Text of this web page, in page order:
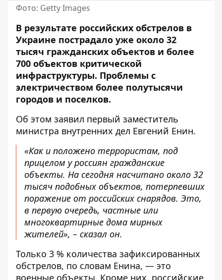
Фото: Getty Images
В результате российских обстрелов в
Украине пострадало уже около 32
тысяч гражданских объектов и более
700 объектов критической
инфраструктуры. Проблемы с
электричеством более полутысячи
городов и поселков.
Об этом заявил первый заместитель
министра внутренних дел Евгений Енин.
«Как и положено террористам, под
прицелом у россиян гражданские
объекты. На сегодня насчитано около 32
тысяч подобных объектов, потерпевших
поражение от российских снарядов. Это,
в первую очередь, частные или
многоквартирные дома мирных
жителей», – сказал он.
Только 3 % количества зафиксированных
обстрелов, по словам Енина, — это